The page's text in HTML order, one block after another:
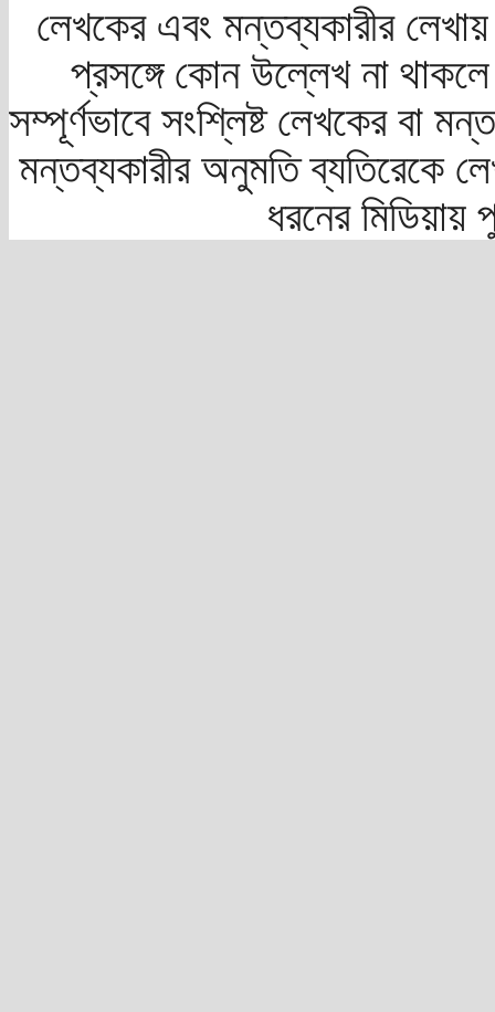
লেখকের এবং মন্তব্যকারীর
প্রসঙ্গে কোন উল্লেখ না
সম্পূর্ণভাবে সংশ্লিষ্ট লেখকের বা
মন্তব্যকারীর অনুমতি ব্যতিরেকে
ধরনের মিডিয়ায়